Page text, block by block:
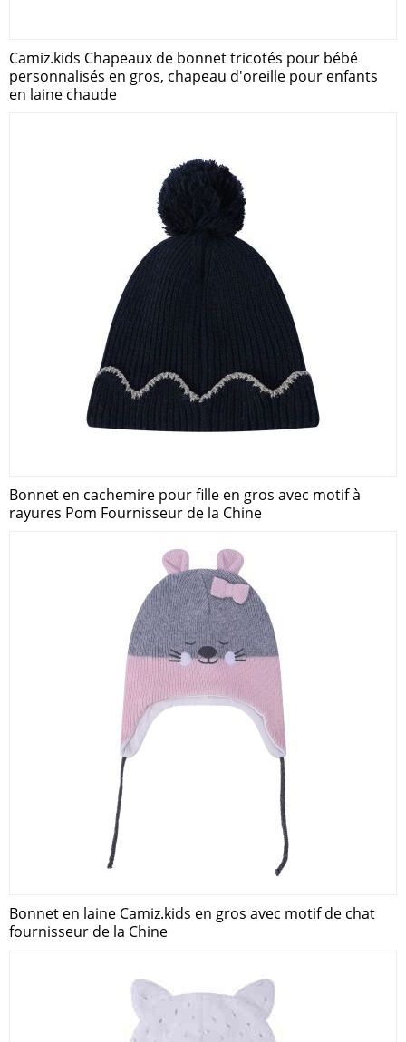
Camiz.kids Chapeaux de bonnet tricotés pour bébé
personnalisés en gros, chapeau d'oreille pour enfants
en laine chaude
Bonnet en cachemire pour fille en gros avec motif à
rayures Pom Fournisseur de la Chine
Bonnet en laine Camiz.kids en gros avec motif de chat
fournisseur de la Chine